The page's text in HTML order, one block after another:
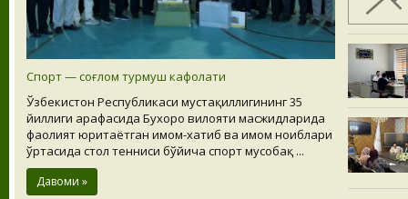
Спорт — соғлом турмуш кафолати
Ўзбекистон Республикаси мустақиллигининг 35
йиллиги арафасида Бухоро вилояти масжидларида
фаолият юритаётган имом-хатиб ва имом ноиблари
ўртасида стол тенниси бўйича спорт мусобақ ...
Давоми »